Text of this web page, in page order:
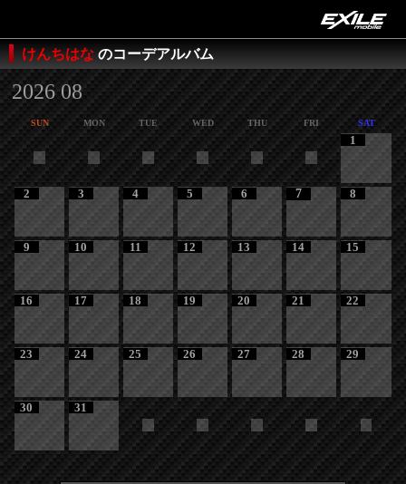
けんちはな のコーデアルバム
2026 08
SUN MON TUE WED THU FRI SAT
1
2 3 4 5 6 7 8
9 10 11 12 13 14 15
16 17 18 19 20 21 22
23 24 25 26 27 28 29
30 31